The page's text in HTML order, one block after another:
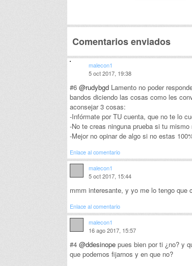
Comentarios enviados
malecon1
5 oct 2017, 19:38
#6 @rudybgd Lamento no poder
bandos diciendo las cosas como les
aconsejar 3 cosas:
-Infórmate por TU cuenta, que no te lo
-No te creas ninguna prueba si tu
-Mejor no opinar de algo si no estas
Enlace al comentario
malecon1
5 oct 2017, 15:44
mmm interesante, y yo me lo tengo que
Enlace al comentario
malecon1
16 ago 2017, 15:57
#4 @ddesinope pues bien por ti ¿no? y
que podemos fijarnos y en que no?